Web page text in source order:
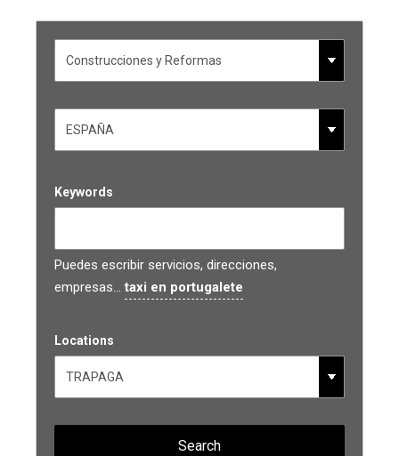
Keywords
Puedes escribir servicios, direcciones,
empresas... taxi en portugalete
Locations